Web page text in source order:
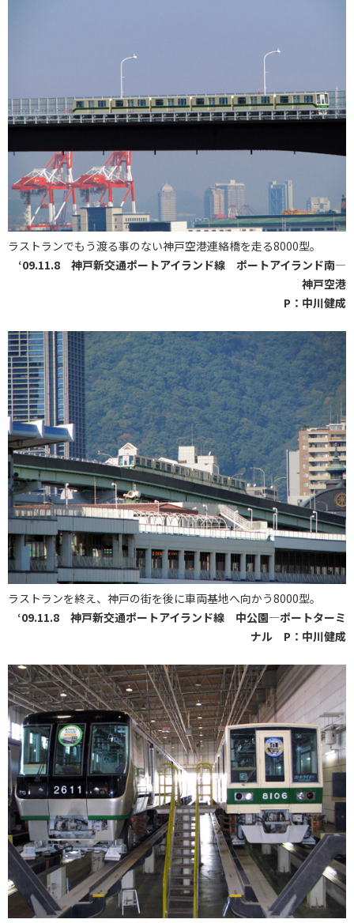
ラストランでもう渡る事のない神戸空港連絡橋を走る8000型。
‘09.11.8 神戸新交通ポートアイランド線 ポートアイランド南―
神戸空港
P：中川健成
ラストランを終え、神戸の街を後に車両基地へ向かう8000型。
‘09.11.8 神戸新交通ポートアイランド線 中公園―ポートターミ
ナル P：中川健成